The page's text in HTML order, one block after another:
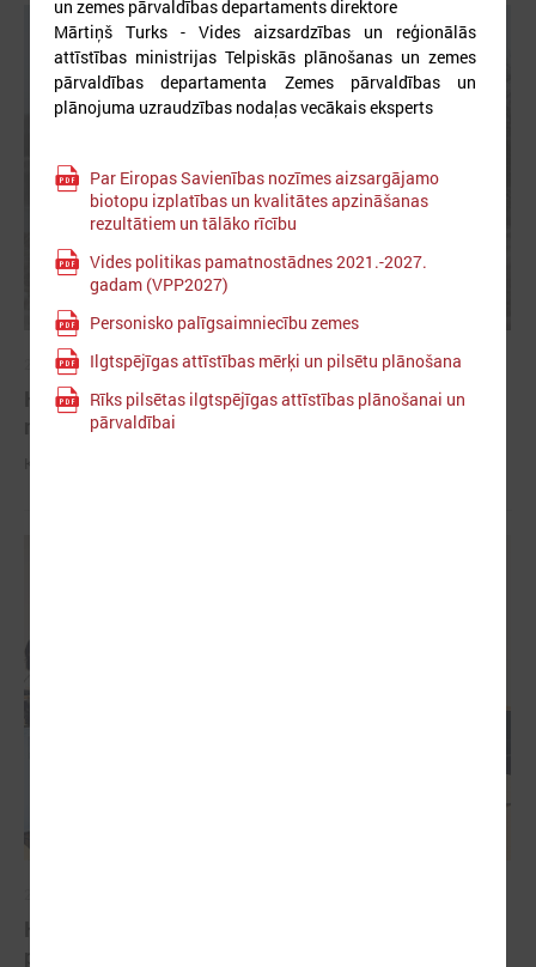
2026. gada 04. marts
Komitejā informē par potenciālajiem plūdiem un
nepieciešamo rīcību
un zemes pārvaldības departaments direktore
Mārtiņš Turks - Vides aizsardzības un reģionālās
attīstības ministrijas Telpiskās plānošanas un zemes
pārvaldības departamenta Zemes pārvaldības un
plānojuma uzraudzības nodaļas vecākais eksperts
Par Eiropas Savienības nozīmes aizsargājamo
biotopu izplatības un kvalitātes apzināšanas
rezultātiem un tālāko rīcību
Vides politikas pamatnostādnes 2021.-2027.
gadam (VPP2027)
Personisko palīgsaimniecību zemes
Ilgtspējīgas attīstības mērķi un pilsētu plānošana
Rīks pilsētas ilgtspējīgas attīstības plānošanai un
pārvaldībai